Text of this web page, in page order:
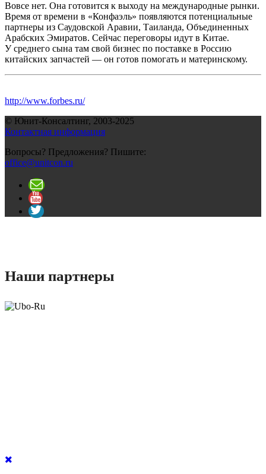
Вовсе нет. Она готовится к выходу на международные рынки.
Время от времени в «Конфаэль» появляются потенциальные
партнеры из Саудовской Аравии, Таиланда, Объединенных
Арабских Эмиратов. Сейчас переговоры идут в Китае.
У среднего сына там свой бизнес по поставке в Россию
китайских запчастей — он готов помогать и материнскому.
http://www.forbes.ru/
© Юнит-Консалтинг, 2003-2025
Контактная информация
Вопросы? Предложения? Пишите:
office@unitcon.ru
Наши партнеры